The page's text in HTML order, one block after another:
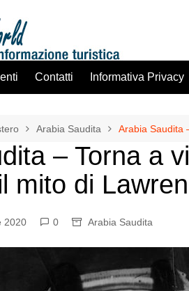
Contatti Informativa Privacy
Arabia Saudita Arabia Saudita
– Torna a
mito di
2020 0 Arabia Saudita